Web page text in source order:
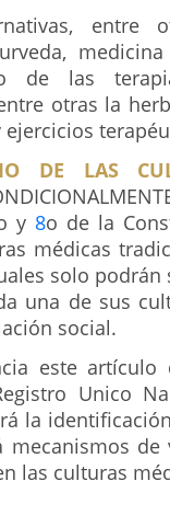
entre
de las
otras la
DE LAS
y 8o de la
médicas
solo
una de sus
social.
este artículo
Unico
la
mecanismos
las culturas